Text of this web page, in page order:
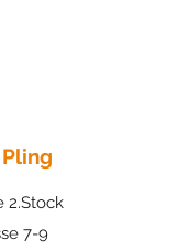
2.Stock
7-9